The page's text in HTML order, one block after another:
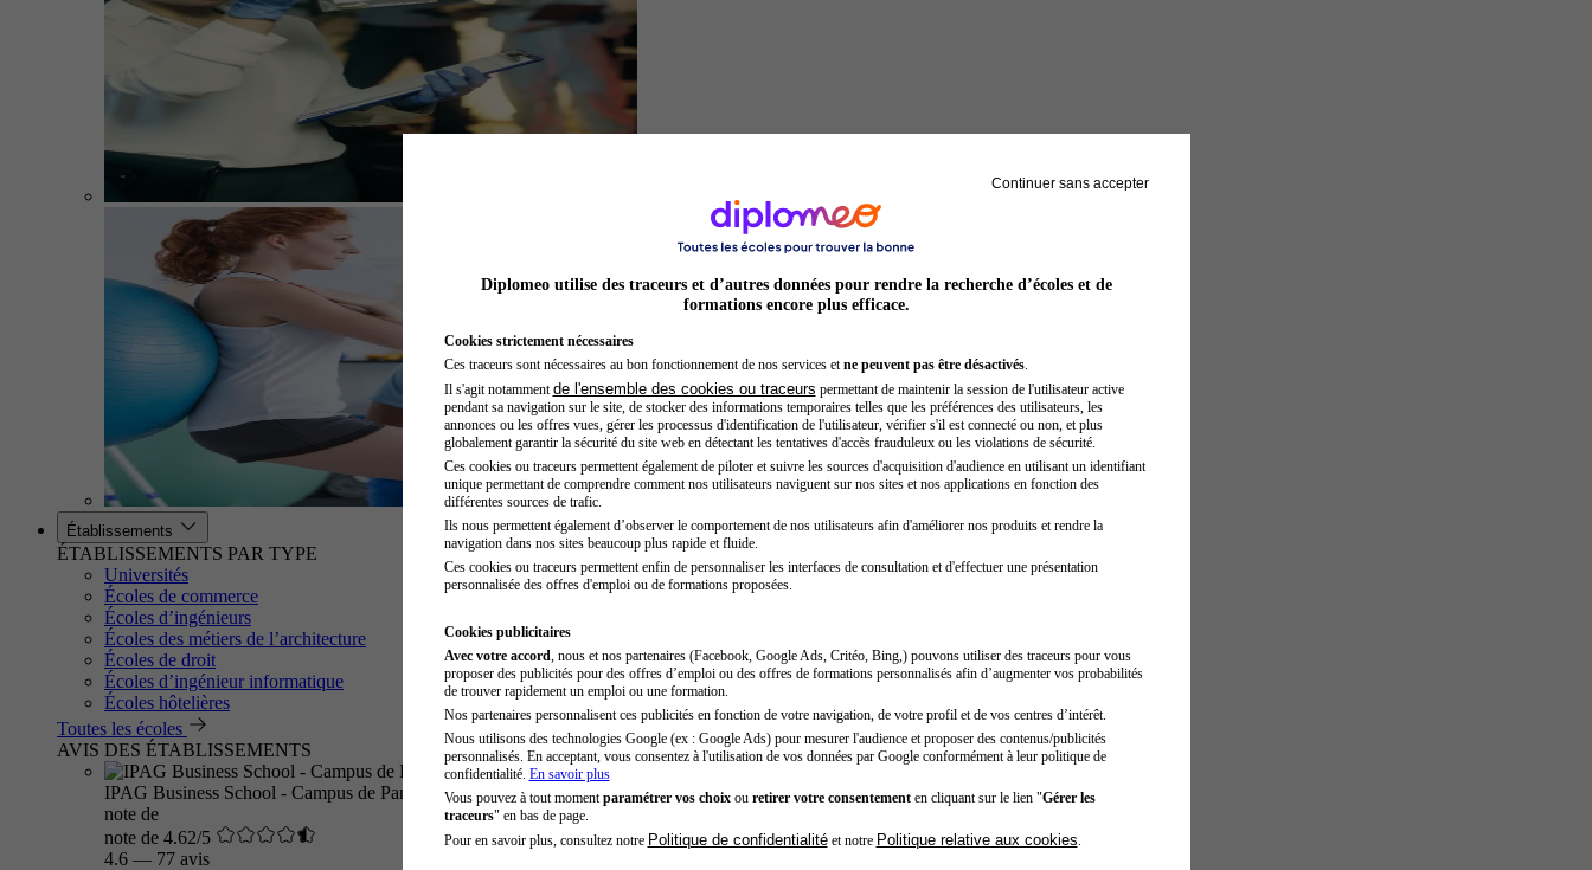
Inspecteur de police
Établissements
ÉTABLISSEMENTS PAR TYPE
Universités
Écoles de commerce
Écoles d’ingénieurs
Écoles des métiers de l’architecture
Écoles de droit
Écoles d’ingénieur informatique
Écoles hôtelières
Toutes les écoles
AVIS DES ÉTABLISSEMENTS
IPAG Business School - Campus de Paris
note de
note de 4.62/5
4.6 — 77 avis
Continuer sans accepter
Diplomeo utilise des traceurs et d’autres données pour rendre la recherche d’écoles et de
formations encore plus efficace.
Cookies strictement nécessaires
Ces traceurs sont nécessaires au bon fonctionnement de nos services et ne peuvent pas être désactivés.
Il s'agit notamment de l'ensemble des cookies ou traceurs permettant de maintenir la session de l'utilisateur active
pendant sa navigation sur le site, de stocker des informations temporaires telles que les préférences des utilisateurs, les
annonces ou les offres vues, gérer les processus d'identification de l'utilisateur, vérifier s'il est connecté ou non, et plus
globalement garantir la sécurité du site web en détectant les tentatives d'accès frauduleux ou les violations de sécurité.
Ces cookies ou traceurs permettent également de piloter et suivre les sources d'acquisition d'audience en utilisant un identifiant
unique permettant de comprendre comment nos utilisateurs naviguent sur nos sites et nos applications en fonction des
différentes sources de trafic.
Ils nous permettent également d’observer le comportement de nos utilisateurs afin d'améliorer nos produits et rendre la
navigation dans nos sites beaucoup plus rapide et fluide.
Ces cookies ou traceurs permettent enfin de personnaliser les interfaces de consultation et d'effectuer une présentation
personnalisée des offres d'emploi ou de formations proposées.
Cookies publicitaires
Avec votre accord , nous et nos partenaires (Facebook, Google Ads, Critéo, Bing,) pouvons utiliser des traceurs pour vous
proposer des publicités pour des offres d’emploi ou des offres de formations personnalisés afin d’augmenter vos probabilités
de trouver rapidement un emploi ou une formation.
Nos partenaires personnalisent ces publicités en fonction de votre navigation, de votre profil et de vos centres d’intérêt.
Nous utilisons des technologies Google (ex : Google Ads) pour mesurer l'audience et proposer des contenus/publicités
personnalisés. En acceptant, vous consentez à l'utilisation de vos données par Google conformément à leur politique de
confidentialité. En savoir plus
Vous pouvez à tout moment paramétrer vos choixou retirer votre consentementen cliquant sur le lien "Gérer les
traceurs" en bas de page.
Pour en savoir plus, consultez notre Politique de confidentialitéet notre Politique relative aux cookies